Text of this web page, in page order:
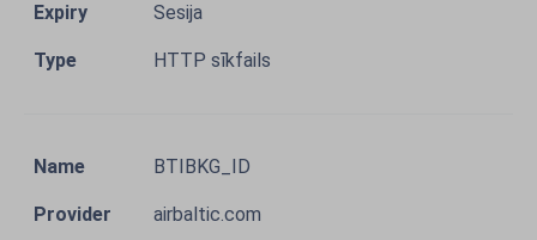
Sesija
HTTP sīkfails
BTIBKG_ID
airbaltic.com